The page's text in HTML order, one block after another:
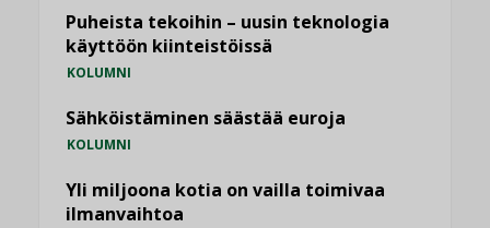
Puheista tekoihin – uusin teknologia
käyttöön kiinteistöissä
KOLUMNI
Sähköistäminen säästää euroja
KOLUMNI
Yli miljoona kotia on vailla toimivaa
ilmanvaihtoa